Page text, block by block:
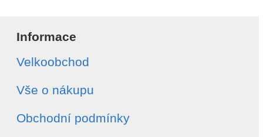
Informace
Velkoobchod
Vše o nákupu
Obchodní podmínky